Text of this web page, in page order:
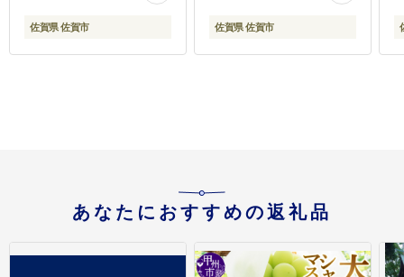
佐賀県 佐賀市 佐賀県 佐賀市
あなたにおすすめの返礼品